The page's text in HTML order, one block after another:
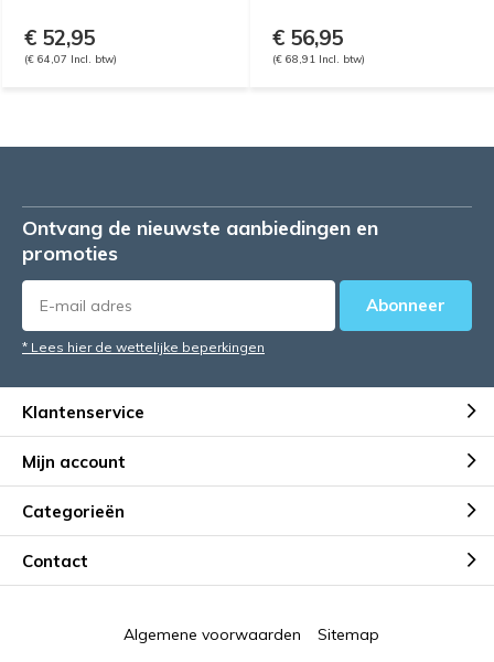
€ 52,95
(€ 64,07 Incl. btw)
€ 56,95
(€ 68,91 Incl. btw)
Ontvang de nieuwste aanbiedingen en
promoties
Abonneer
* Lees hier de wettelijke beperkingen
Klantenservice
Mijn account
Categorieën
Contact
Algemene voorwaarden Sitemap